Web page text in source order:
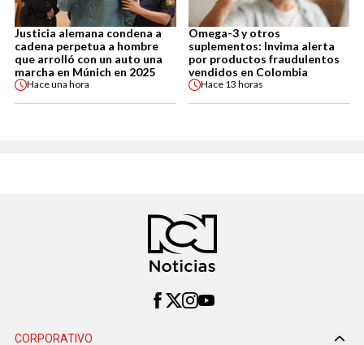
Justicia alemana condena a
cadena perpetua a hombre
que arrolló con un auto una
marcha en Múnich en 2025
Haceuna hora
Omega-3 y otros
suplementos: Invima alerta
por productos fraudulentos
vendidos en Colombia
Hace 13 horas
CORPORATIVO